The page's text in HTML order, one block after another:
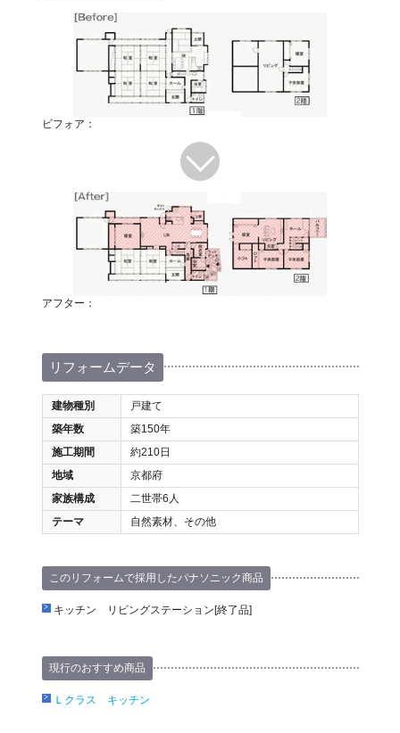
ビフォア：
アフター：
リフォームデータ
建物種別
戸建て
築年数
築150年
施工期間
約210日
地域
京都府
家族構成
二世帯6人
テーマ
自然素材、その他
このリフォームで採用したパナソニック商品
キッチン リビングステーション[終了品]
現行のおすすめ商品
Ｌクラス キッチン